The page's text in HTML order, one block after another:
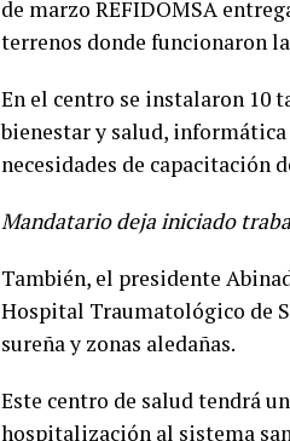
de marzo REFIDOMSA
terrenos donde funcionaron
En el centro se instalaron 10
bienestar y salud,
necesidades de capacitación
Mandatario deja iniciado
También, el presidente
Hospital Traumatológico de
sureña y zonas aledañas.
Este centro de salud tendrá
hospitalización al sistema